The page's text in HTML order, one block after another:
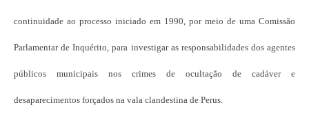
continuidade ao processo iniciado em 1990, por meio de uma Comissão
Parlamentar de Inquérito, para investigar as responsabilidades dos agentes
públicos municipais nos crimes de ocultação de cadáver e
desaparecimentos forçados na vala clandestina de Perus.